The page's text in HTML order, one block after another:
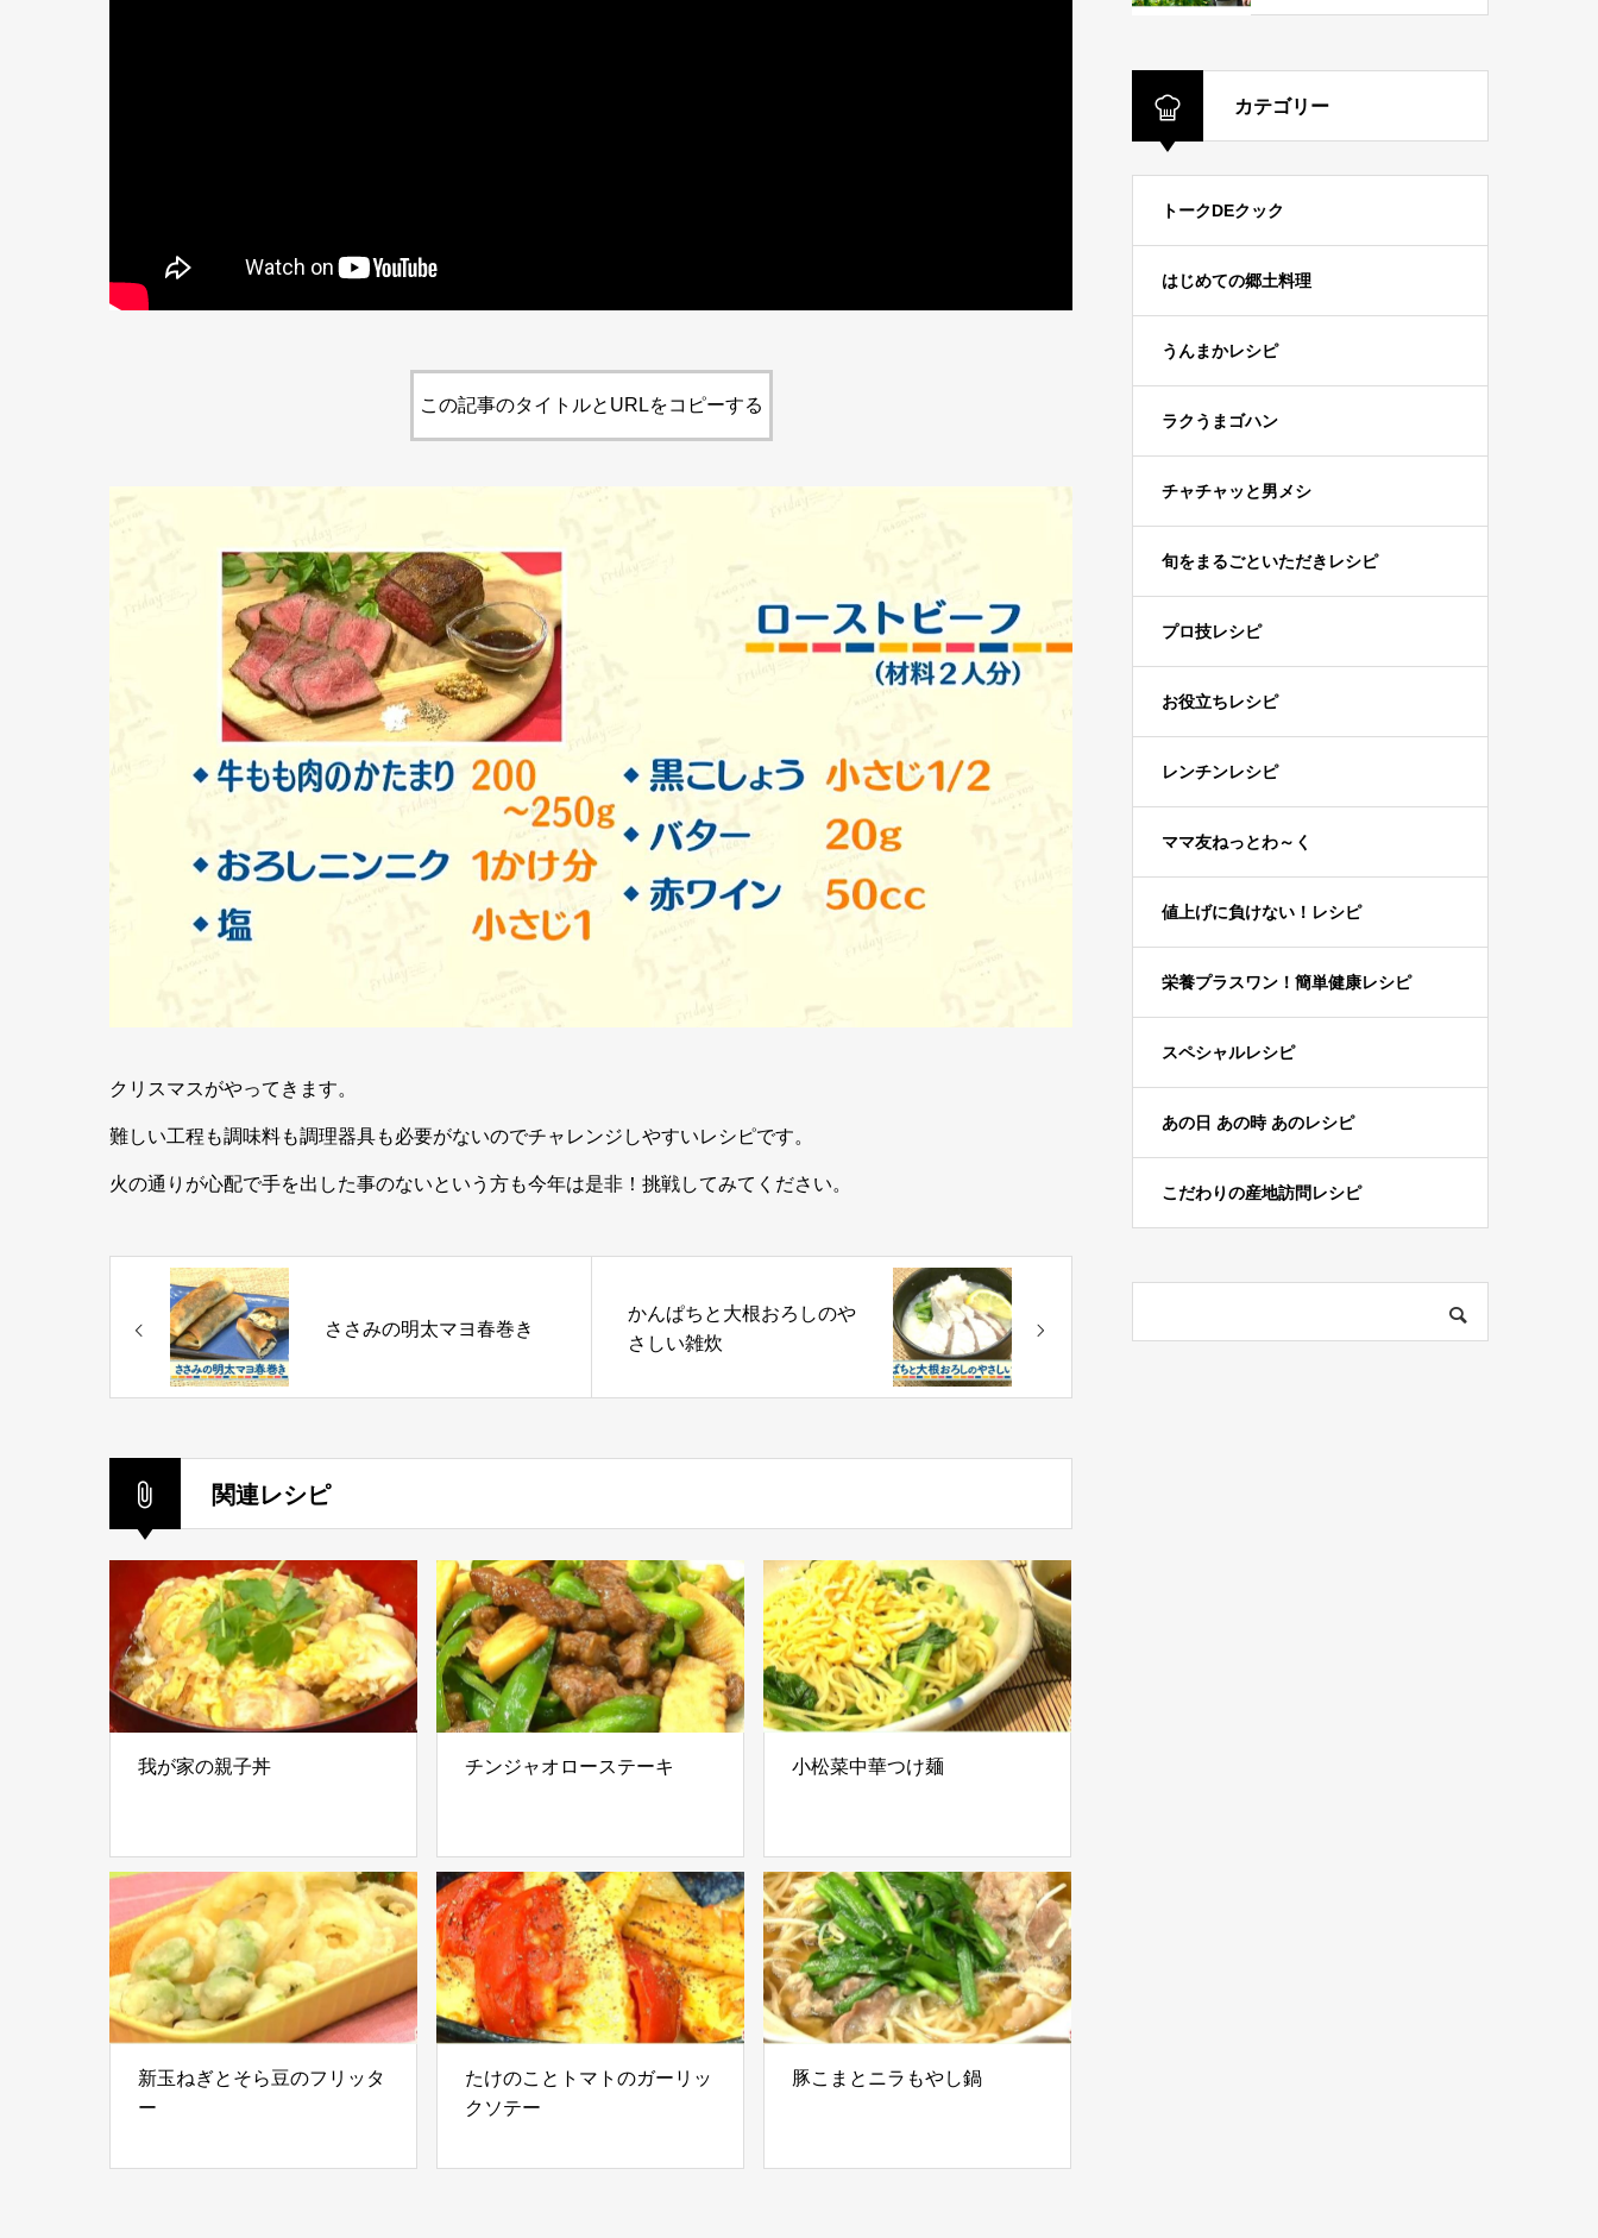
この記事のタイトルとURLをコピーする
クリスマスがやってきます。
難しい工程も調味料も調理器具も必要がないのでチャレンジしやすいレシピです。
火の通りが心配で手を出した事のないという方も今年は是非！挑戦してみてください。
ささみの明太マヨ春巻き
かんぱちと大根おろしのや
さしい雑炊
関連レシピ
我が家の親子丼 チンジャオローステーキ 小松菜中華つけ麺
新玉ねぎとそら豆のフリッタ
ー
たけのことトマトのガーリッ
クソテー
豚こまとニラもやし鍋
カテゴリー
トークDEクック
はじめての郷土料理
うんまかレシピ
ラクうまゴハン
チャチャッと男メシ
旬をまるごといただきレシピ
プロ技レシピ
お役立ちレシピ
レンチンレシピ
ママ友ねっとわ～く
値上げに負けない！レシピ
栄養プラスワン！簡単健康レシピ
スペシャルレシピ
あの日 あの時 あのレシピ
こだわりの産地訪問レシピ